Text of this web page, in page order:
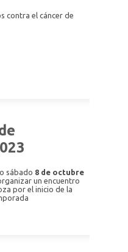
contra el cáncer de
sábado 8 de octubre
un encuentro
por el inicio de la